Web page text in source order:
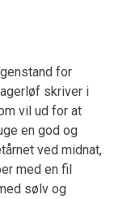
for
skriver i
vil ud for at
en god og
ved midnat,
med en fil
sølv og